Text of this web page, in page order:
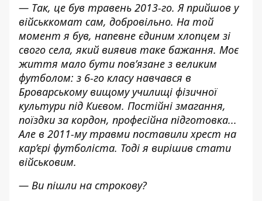
— Так, це був травень 2013-го. Я прийшов у
військкомат сам, добровільно. На той
момент я був, напевне єдиним хлопцем зі
свого села, який виявив таке бажання. Моє
життя мало бути пов’язане з великим
футболом: з 6-го класу навчався в
Броварському вищому училищі фізичної
культури під Києвом. Постійні змагання,
поїздки за кордон, професійна підготовка...
Але в 2011-му травми поставили хрест на
кар’єрі футболіста. Тоді я вирішив стати
військовим.
— Ви пішли на строкову?